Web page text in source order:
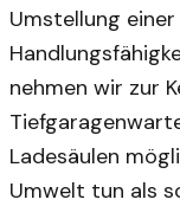
Umstellung
nehmen wir zur
Ladesäulen
Umwelt tun als